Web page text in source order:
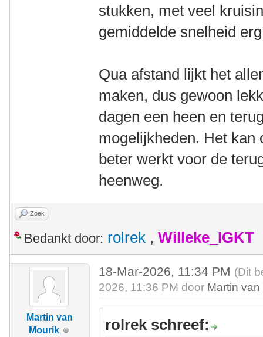
stukken, met veel
gemiddelde snelheid
Qua afstand lijkt het
maken, dus gewoon
dagen een heen en
mogelijkheden. Het kan
beter werkt voor de
heenweg.
Zoek
Bedankt door: rolrek , Willeke_IGKT
Martin van
Mourik
18-Mar-2026, 11:34 PM (Dit
2026, 11:36 PM door Martin
rolrek schreef: